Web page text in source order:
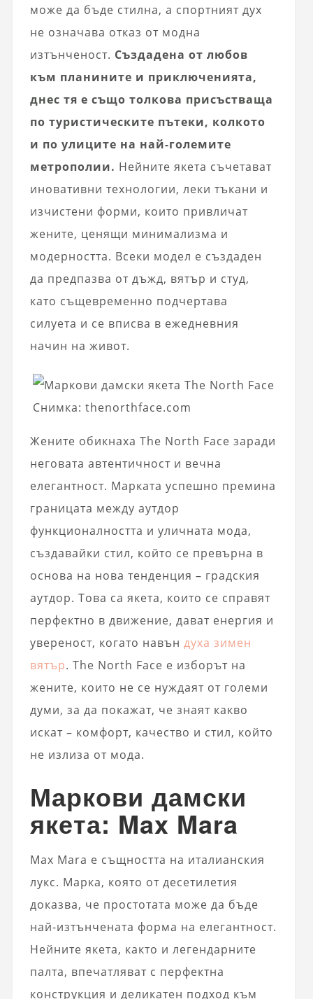
може да бъде стилна, а спортният дух
не означава отказ от модна
изтънченост. Създадена от любов
към планините и приключенията,
днес тя е също толкова присъстваща
по туристическите пътеки, колкото
и по улиците на най-големите
метрополии. Нейните якета съчетават
иновативни технологии, леки тъкани и
изчистени форми, които привличат
жените, ценящи минимализма и
модерността. Всеки модел е създаден
да предпазва от дъжд, вятър и студ,
като същевременно подчертава
силуета и се вписва в ежедневния
начин на живот.
Снимка: thenorthface.com
Жените обикнаха The North Face заради
неговата автентичност и вечна
елегантност. Марката успешно премина
границата между аутдор
функционалността и уличната мода,
създавайки стил, който се превърна в
основа на нова тенденция – градския
аутдор. Това са якета, които се справят
перфектно в движение, дават енергия и
увереност, когато навън духа зимен
вятър. The North Face е изборът на
жените, които не се нуждаят от големи
думи, за да покажат, че знаят какво
искат – комфорт, качество и стил, който
не излиза от мода.
Маркови дамски
якета: Max Mara
Max Mara е същността на италианския
лукс. Марка, която от десетилетия
доказва, че простотата може да бъде
най-изтънчената форма на елегантност.
Нейните якета, както и легендарните
палта, впечатляват с перфектна
конструкция и деликатен подход към